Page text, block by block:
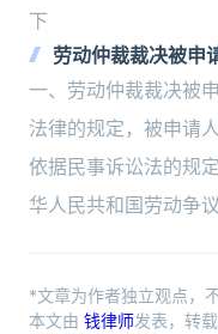
下
劳动仲裁裁决被申
一、劳动仲裁裁决被
法律的规定，被申请
依据民事诉讼法的规
华人民共和国劳动争
*文章为作者独立观点，
本文由 钱律师发表，转